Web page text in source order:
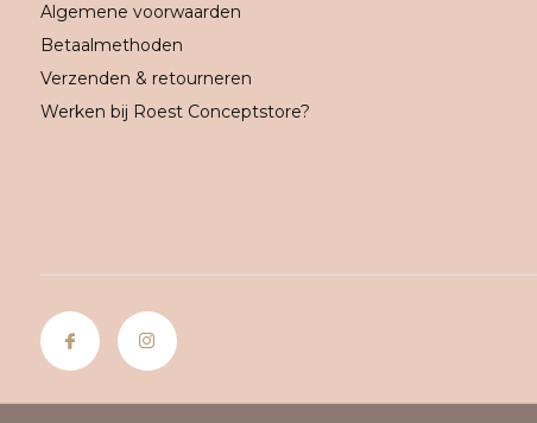
Algemene voorwaarden
Betaalmethoden
Verzenden & retourneren
Werken bij Roest Conceptstore?